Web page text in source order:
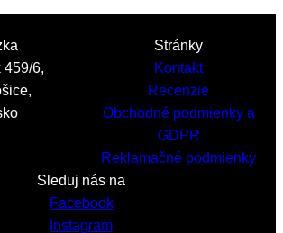
459/6,
Stránky
Kontakt
Recenzie
Obchodné podmienky a
GDPR
Reklamačné podmienky
Sleduj nás na
Facebook
Instagram